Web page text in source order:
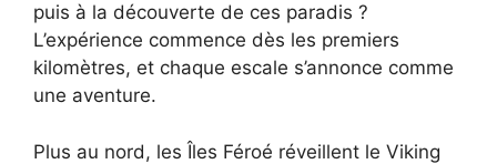
puis à la découverte de ces paradis ?
L’expérience commence dès les premiers
kilomètres, et chaque escale s’annonce comme
une aventure.
Plus au nord, les Îles Féroé réveillent le Viking